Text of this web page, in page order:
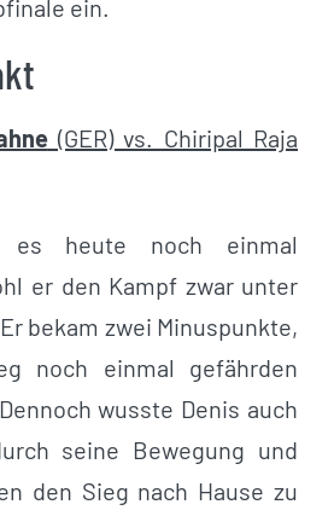
ein.
(GER) vs. Chiripal Raja
es heute noch einmal
er den Kampf zwar unter
bekam zwei Minuspunkte,
noch einmal gefährden
wusste Denis auch
seine Bewegung und
den Sieg nach Hause zu